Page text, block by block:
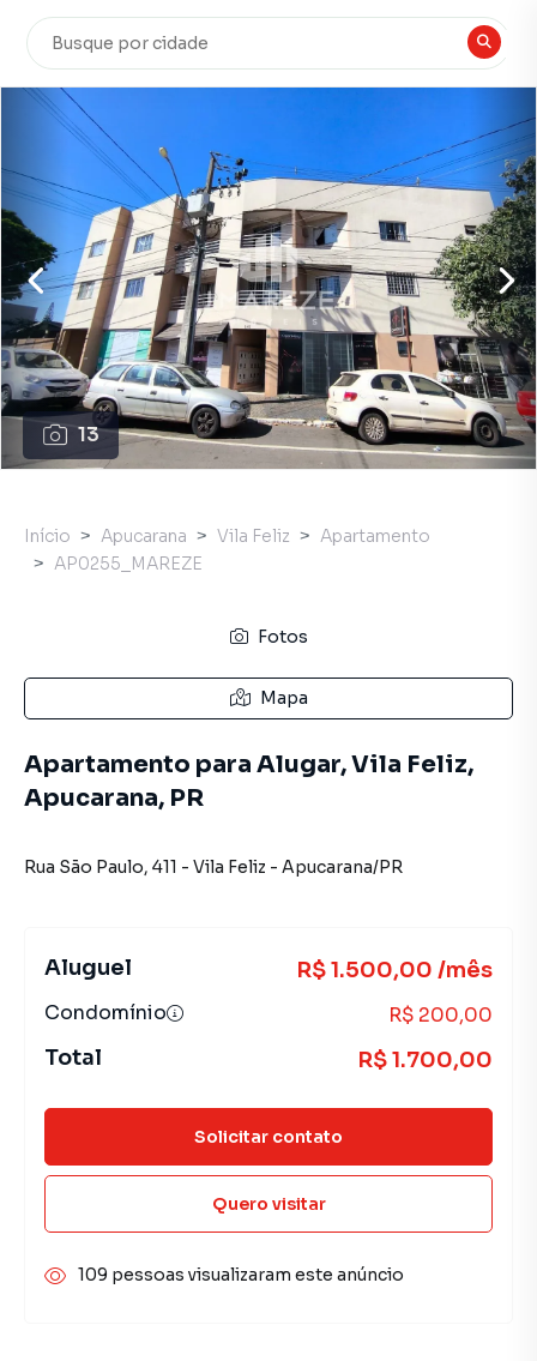
13
Início Apucarana Vila Feliz
Apartamento
AP0255_MAREZE
Fotos
Mapa
Apartamento para Alugar, Vila Feliz,
Apucarana, PR
Rua São Paulo, 411 - Vila Feliz - Apucarana/PR
Aluguel R$ 1.500,00 /mês
Condomínio R$ 200,00
Total R$ 1.700,00
Solicitar contato
Quero visitar
109 pessoas visualizaram este anúncio